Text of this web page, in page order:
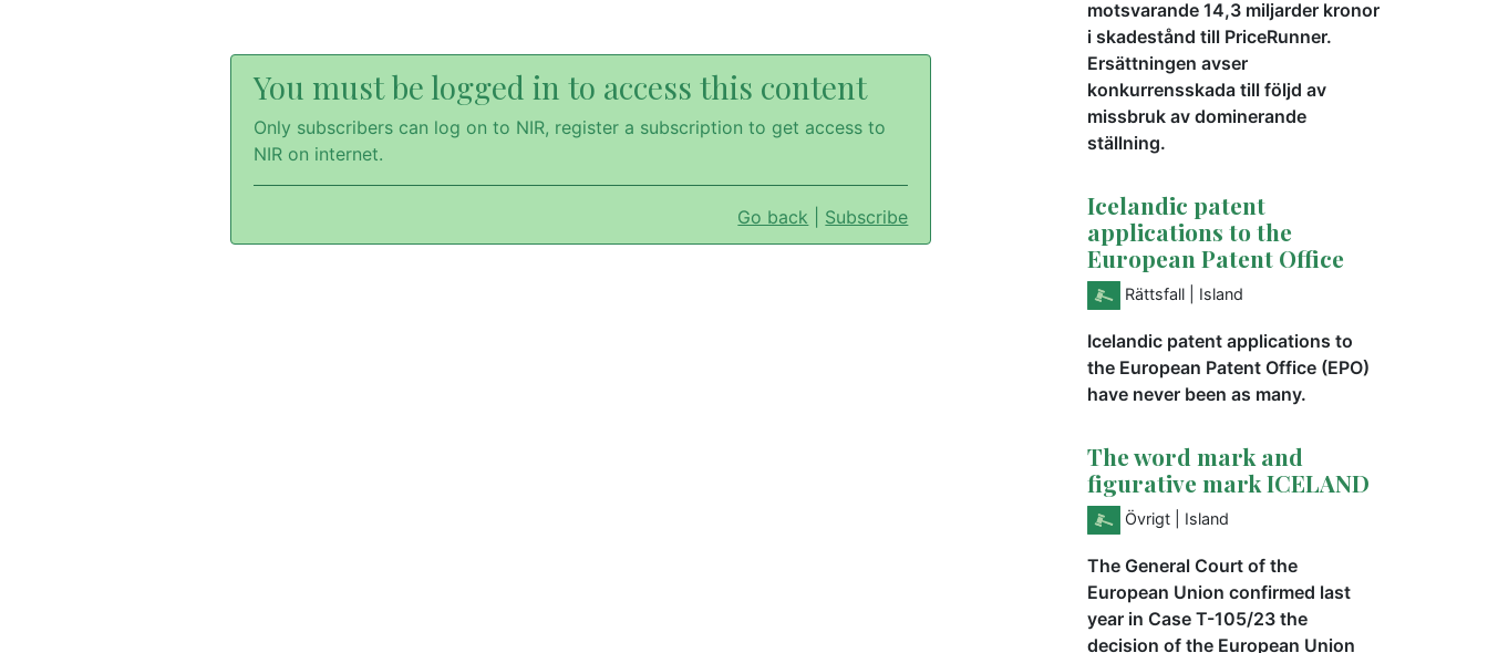
You must be logged in to access this content
Only subscribers can log on to NIR, register a subscription to get access to
NIR on internet.
Go back Subscribe
motsvarande 14,3 miljarder kronor
i skadestånd till PriceRunner.
Ersättningen avser
konkurrensskada till följd av
missbruk av dominerande
ställning.
Icelandic patent
applications to the
European Patent Office
Rättsfall | Island
Icelandic patent applications to
the European Patent Office (EPO)
have never been as many.
The word mark and
figurative mark ICELAND
Övrigt | Island
The General Court of the
European Union confirmed last
year in Case T-105/23 the
decision of the European Union